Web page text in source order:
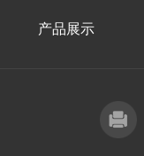
产品展示